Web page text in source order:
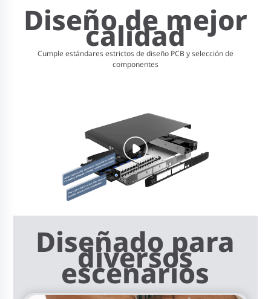
Diseño de mejor
calidad
Cumple estándares estrictos de diseño PCB y selección de
componentes
Diseñado para
diversos
escenarios